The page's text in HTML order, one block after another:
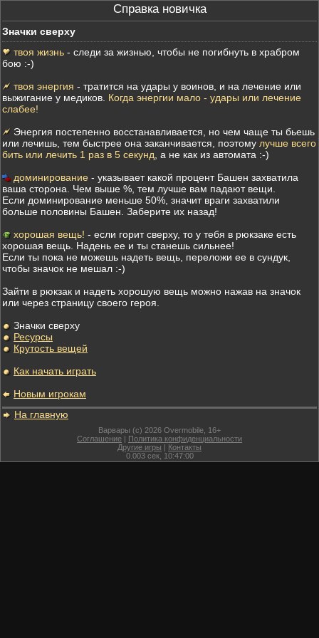
Справка новичка
Значки сверху
твоя жизнь - следи за жизнью, чтобы не погибнуть в храбром
бою :-)
твоя энергия - тратится на удары у воинов, и на лечение или
выжигание у медиков. Когда энергии мало - удары или лечение
слабее!
Энергия постепенно восстанавливается, но чем чаще ты бьешь
или лечишь, тем быстрее она заканчивается, поэтому лучше всего
бить или лечить 1 раз в 5 секунд , а не как из автомата :-)
доминирование - указывает какой процент Башен захватила
ваша сторона. Чем выше %, тем лучше вам падают вещи.
Если доминирование меньше 50%, значит враги захватили
больше половины Башен. Заберите их назад!
хорошая вещь! - если горит сверху, то у тебя в рюкзаке есть
хорошая вещь. Надень ее и ты станешь сильнее!
Если ты пока не можешь надеть вещь, переложи ее в сундук,
чтобы значок не мешал :-)
Зайти в рюкзак и надеть хорошую вещь можно нажав на значок
или через страницу своего героя.
Значки сверху
Ресурсы
Крутость вещей
Как начать играть
Новым игрокам
На главную
Варвары (c) 2026 Overmobile, 16+
Соглашение | Политика конфиденциальности
Другие игры | Контакты
0.003сек, 10:47:00